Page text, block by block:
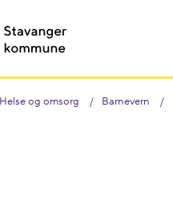
Helse og omsorg Barnevern